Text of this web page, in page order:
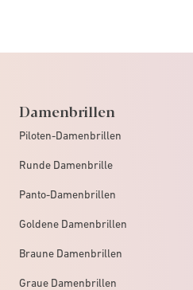
Damenbrillen
Piloten-Damenbrillen
Runde Damenbrille
Panto-Damenbrillen
Goldene Damenbrillen
Braune Damenbrillen
Graue Damenbrillen